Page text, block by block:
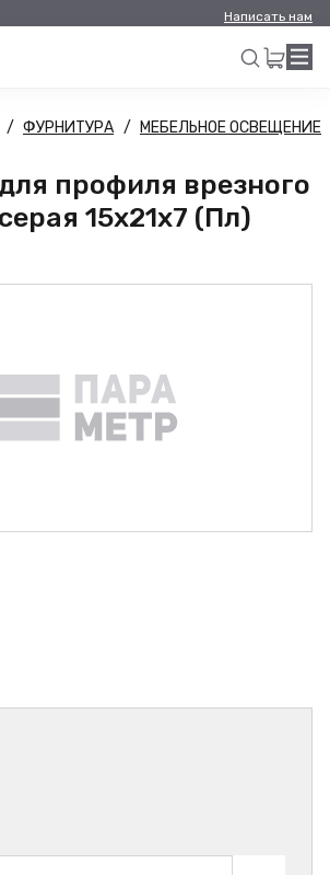
Написать нам
Искать
ФУРНИТУРА МЕБЕЛЬНОЕ ОСВЕЩЕНИЕ
профиля врезного
15x21x7 (Пл)